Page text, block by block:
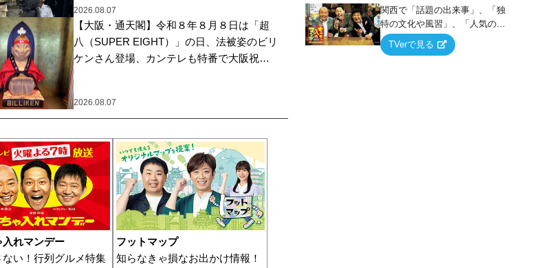
2026.08.07
【大阪・通天閣】令和８年８月８日は「超
八（SUPER EIGHT）」の日、法被姿のビリ
ケンさん登場、カンテレも特番で大阪祝福
2026.08.07
入れマンデー
ない！行列グルメ特集
フットマップ
知らなきゃ損なお出かけ情報！
関西で「話題の出来事」、「独
特の文化や風習」、「人気の行
列ができる店」などあらゆるテ
ーマについて好き放題にちゃち
TVerで見る